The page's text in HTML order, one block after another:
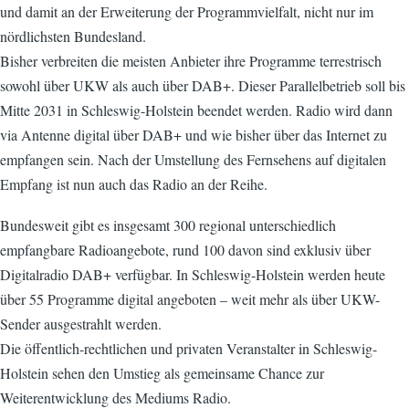
und damit an der Erweiterung der Programmvielfalt, nicht nur im
nördlichsten Bundesland.
Bisher verbreiten die meisten Anbieter ihre Programme terrestrisch
sowohl über UKW als auch über DAB+. Dieser Parallelbetrieb soll bis
Mitte 2031 in Schleswig-Holstein beendet werden. Radio wird dann
via Antenne digital über DAB+ und wie bisher über das Internet zu
empfangen sein. Nach der Umstellung des Fernsehens auf digitalen
Empfang ist nun auch das Radio an der Reihe.
Bundesweit gibt es insgesamt 300 regional unterschiedlich
empfangbare Radioangebote, rund 100 davon sind exklusiv über
Digitalradio DAB+ verfügbar. In Schleswig-Holstein werden heute
über 55 Programme digital angeboten – weit mehr als über UKW-
Sender ausgestrahlt werden.
Die öffentlich-rechtlichen und privaten Veranstalter in Schleswig-
Holstein sehen den Umstieg als gemeinsame Chance zur
Weiterentwicklung des Mediums Radio.